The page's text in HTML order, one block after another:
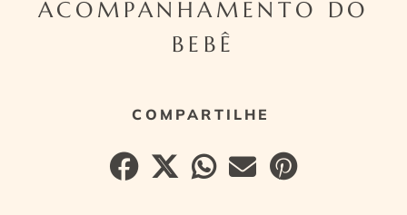
ACOMPANHAMENTO DO
BEBÊ